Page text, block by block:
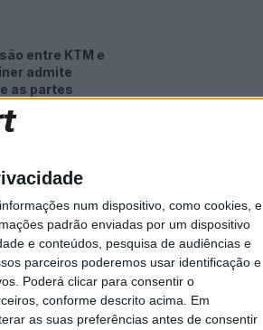
num dispositivo, como cookies, e
padrão enviadas por um dispositivo
e conteúdos, pesquisa de audiências e
parceiros poderemos usar identificação e
Poderá clicar para consentir o
conforme descrito acima. Em
as suas preferências antes de consentir
entre KTM e
admite
as partes